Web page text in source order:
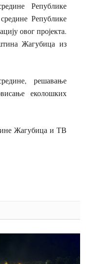
Републике
Републике
овог пројекта.
Жагубица из
решавање
еколошких
Жагубица и ТВ